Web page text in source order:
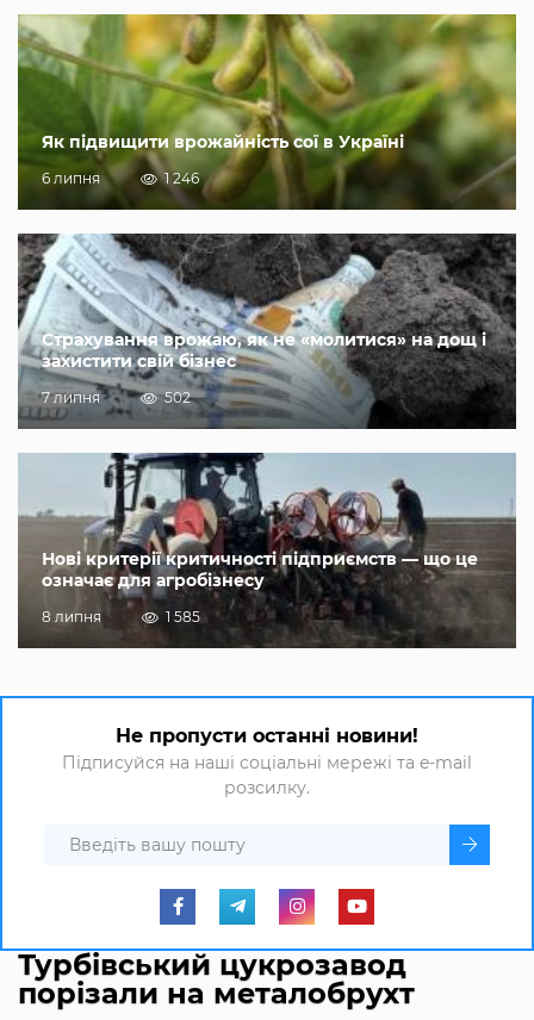
Як підвищити врожайність сої в Україні
6 липня 1 246
Страхування врожаю, як не «молитися» на дощ і
захистити свій бізнес
7 липня 502
Нові критерії критичності підприємств — що це
означає для агробізнесу
8 липня 1 585
Не пропусти останні новини!
Підписуйся на наші соціальні мережі та e-mail
розсилку.
Турбівський цукрозавод
порізали на металобрухт